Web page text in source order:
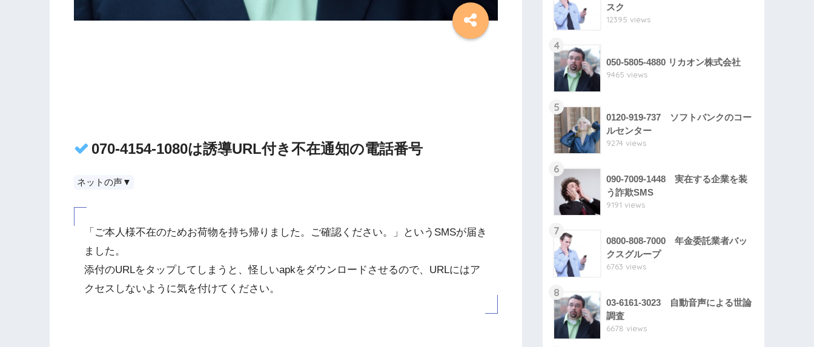
070-4154-1080は誘導URL付き不在通知の電話番号
ネットの声▼
「ご本人様不在のためお荷物を持ち帰りました。ご確認ください。」というSMSが届き
ました。
添付のURLをタップしてしまうと、怪しいapkをダウンロードさせるので、URLにはア
クセスしないように気を付けてください。
スク
12395 views
4
050-5805-4880 リカオン株式会社
9465 views
5
0120-919-737 ソフトバンクのコー
ルセンター
9274 views
6
090-7009-1448 実在する企業を装
う詐欺SMS
9191 views
7
0800-808-7000 年金委託業者バッ
クスグループ
6763 views
8
03-6161-3023 自動音声による世論
調査
6678 views